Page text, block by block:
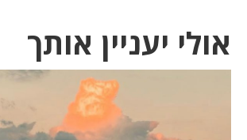
אולי יעניין אותך